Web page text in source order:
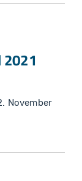
November